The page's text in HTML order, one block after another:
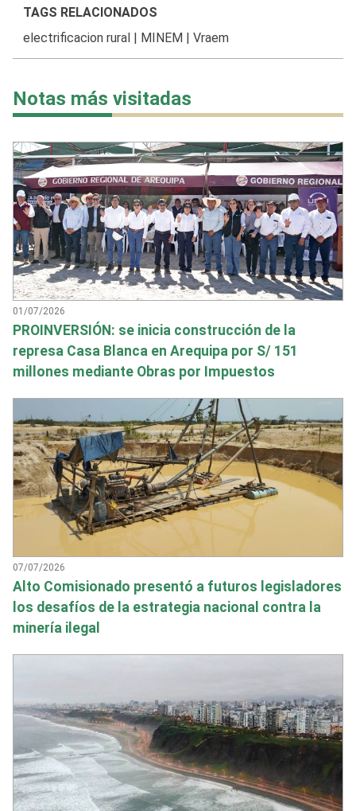
TAGS RELACIONADOS
electrificacion rural
MINEM Vraem
Notas más visitadas
01/07/2026
PROINVERSIÓN: se inicia construcción de la
represa Casa Blanca en Arequipa por S/ 151
millones mediante Obras por Impuestos
07/07/2026
Alto Comisionado presentó a futuros legisladores
los desafíos de la estrategia nacional contra la
minería ilegal